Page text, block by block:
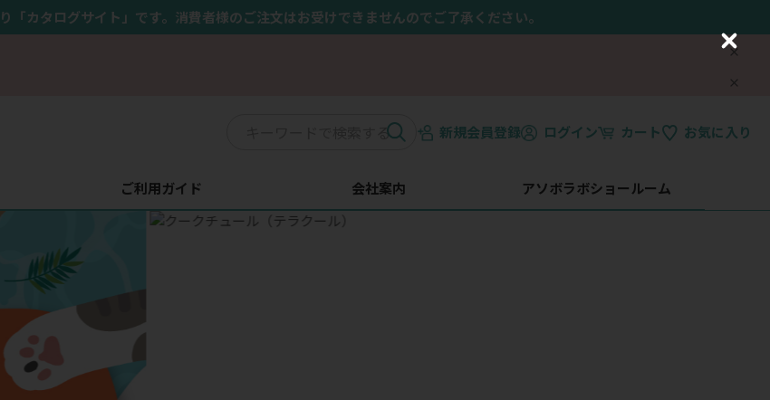
「カタログサイト」です。消費者様のご注文はお受けできませんのでご了承ください。
新規会員登録 ログイン カート お気に入り
ご利用ガイド 会社案内 アソボラボショールーム
C
o